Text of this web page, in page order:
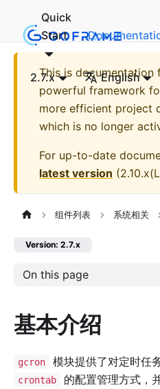
Quick
Start
2.7.x English
This is
powerful framework
more efficient project
which is no longer
For up-to-date
latest version (
组件列表 系统相关
Version: 2.7.x
On this page
基本介绍
gcron 模块提供了对定时任
crontab 的配置管理方式，